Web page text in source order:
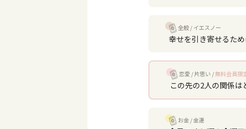
全般 イエスノー
幸せを引き寄せるた
恋愛 片思い 無料会員限
この先の2人の関係は
お金 金運